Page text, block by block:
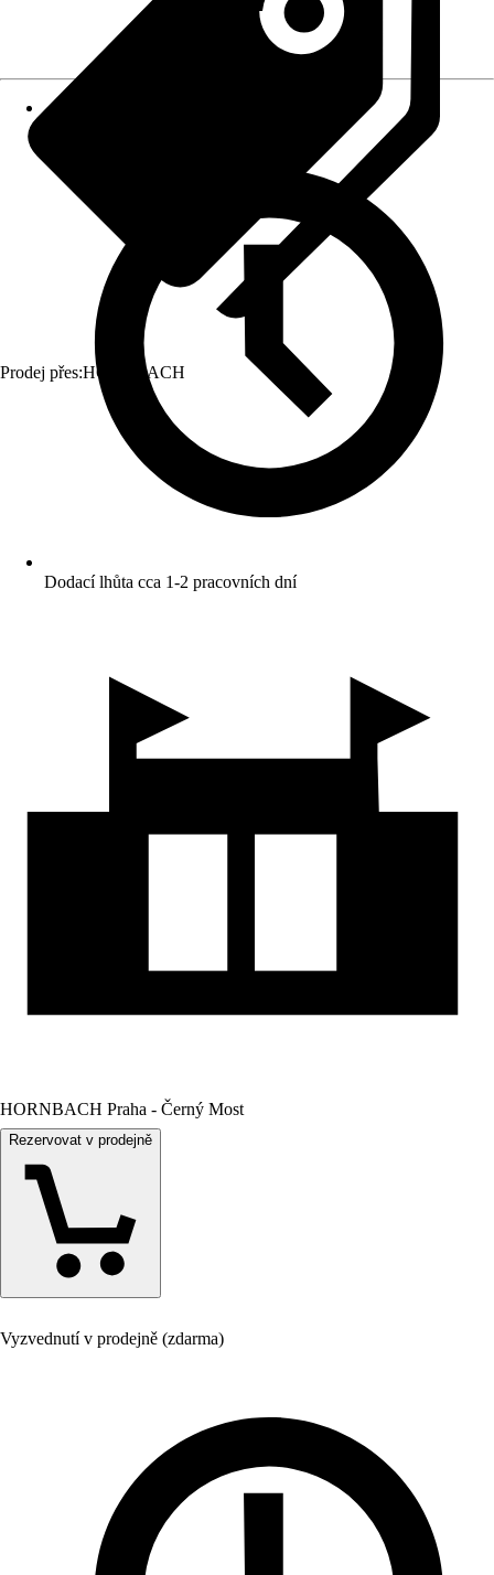
Prodej přes:HORNBACH
Dodací lhůta cca 1-2 pracovních dní
HORNBACH Praha - Černý Most
Rezervovat v prodejně
Vyzvednutí v prodejně (zdarma)